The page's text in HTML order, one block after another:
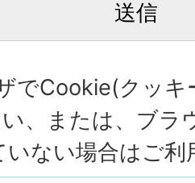
でCookie(クッキ
、または、ブラ
いない場合はご利